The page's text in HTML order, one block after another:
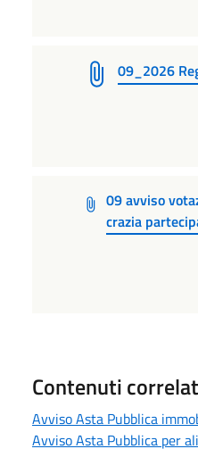
09_2026
09 avviso
crazia
Contenuti
Avviso Asta Pubblica
Avviso Asta Pubblica per